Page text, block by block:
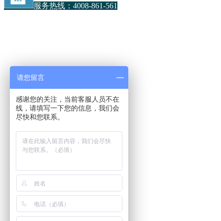
服务热线：4008-861-561
请您留言
感谢您的关注，当前客服人员不在
线，请填写一下您的信息，我们会
尽快和您联系。